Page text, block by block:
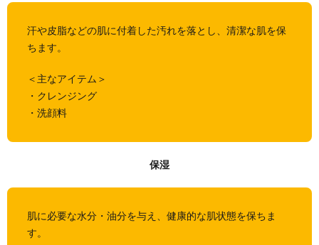
いため
の予防
まと
め
mikara
汗や皮脂などの肌に付着した汚れを落とし、清潔な肌を保
ちます。
＜主なアイテム＞
・クレンジング
・洗顔料
保湿
肌に必要な水分・油分を与え、健康的な肌状態を保ちま
す。